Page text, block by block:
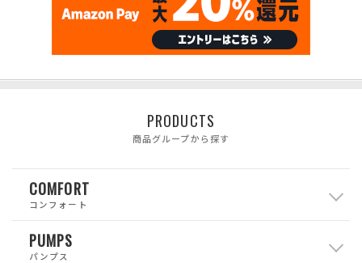
PRODUCTS
商品グループから探す
COMFORT
コンフォート
PUMPS
パンプス